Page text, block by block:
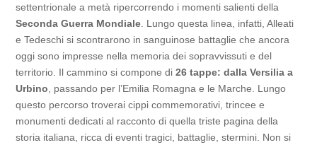
settentrionale a metà ripercorrendo i momenti salienti della
Seconda Guerra Mondiale . Lungo questa linea, infatti, Alleati
e Tedeschi si scontrarono in sanguinose battaglie che ancora
oggi sono impresse nella memoria dei sopravvissuti e del
territorio. Il cammino si compone di26 tappe: dalla Versilia a
Urbino , passando per l’Emilia Romagna e le Marche. Lungo
questo percorso troverai cippi commemorativi, trincee e
monumenti dedicati al racconto di quella triste pagina della
storia italiana, ricca di eventi tragici, battaglie, stermini. Non si